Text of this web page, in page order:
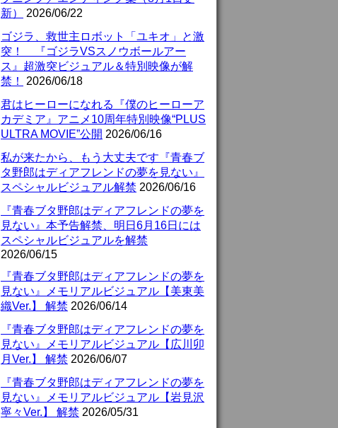
新）
2026/06/22
ゴジラ、救世主ロボット「ユキオ」と激
突！ 『ゴジラVSスノウボールアー
ス』超激突ビジュアル＆特別映像が解
禁！
2026/06/18
君はヒーローになれる『僕のヒーローア
カデミア』アニメ10周年特別映像“PLUS
ULTRA MOVIE”公開 2026/06/16
私が来たから、もう大丈夫です『青春ブ
タ野郎はディアフレンドの夢を見ない』
スペシャルビジュアル解禁 2026/06/16
『青春ブタ野郎はディアフレンドの夢を
見ない』本予告解禁、明日6月16日には
スペシャルビジュアルを解禁
2026/06/15
『青春ブタ野郎はディアフレンドの夢を
見ない』メモリアルビジュアル【美東美
織Ver.】 解禁 2026/06/14
『青春ブタ野郎はディアフレンドの夢を
見ない』メモリアルビジュアル【広川卯
月Ver.】 解禁 2026/06/07
『青春ブタ野郎はディアフレンドの夢を
見ない』メモリアルビジュアル【岩見沢
寧々Ver.】 解禁 2026/05/31